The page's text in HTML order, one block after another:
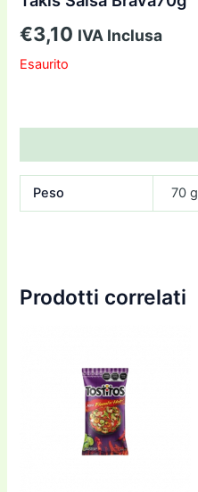
€3,10 IVA Inclusa
Esaurito
Peso 70 g
Prodotti correlati